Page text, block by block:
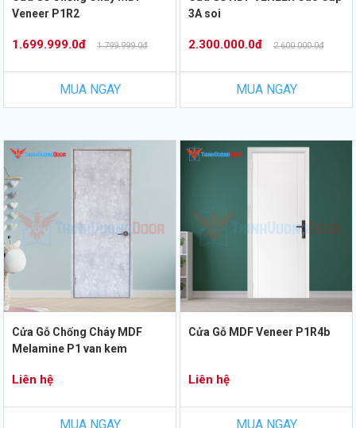
Veneer P1R2
1.699.999.0đ 1.799.999.0đ
MUA NGAY
3A soi
2.300.000.0đ 2.600.000.0đ
MUA NGAY
Cửa Gỗ Chống Cháy MDF
Melamine P1 van kem
Liên hệ
MUA NGAY
Cửa Gỗ MDF Veneer P1R4b
Liên hệ
MUA NGAY